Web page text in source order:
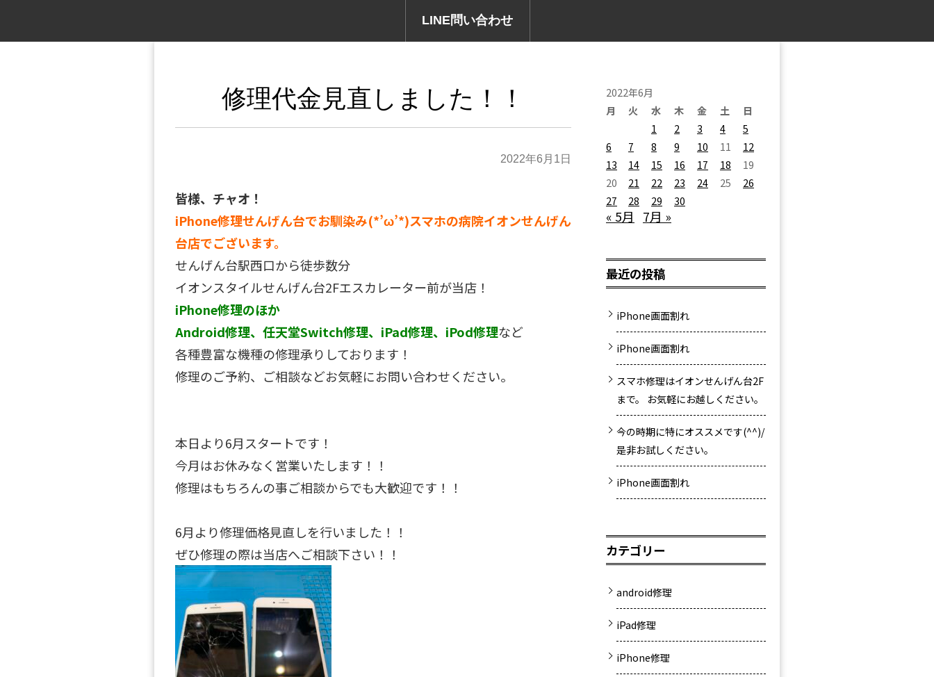
LINE問い合わせ
修理代金見直しました！！
2022年6月1日
皆様、チャオ！
iPhone修理せんげん台でお馴染み(*’ω’*)スマホの病院イオンせんげん
台店でございます。
せんげん台駅西口から徒歩数分
イオンスタイルせんげん台2Fエスカレーター前が当店！
iPhone修理のほか
Android修理、任天堂Switch修理、iPad修理、iPod修理など
各種豊富な機種の修理承りしております！
修理のご予約、ご相談などお気軽にお問い合わせください。
本日より6月スタートです！
今月はお休みなく営業いたします！！
修理はもちろんの事ご相談からでも大歓迎です！！
6月より修理価格見直しを行いました！！
ぜひ修理の際は当店へご相談下さい！！
2022年6月
月
火 水 木 金 土
日
1
2 3 4
5
6
7 8 9 10 11
12
13
14 15 16 17 18
19
20
21 22 23 24 25
26
27
28 29 30
« 5月 7月 »
最近の投稿
iPhone画面割れ
iPhone画面割れ
スマホ修理はイオンせんげん台2F
まで。 お気軽にお越しください。
今の時期に特にオススメです(^^)/
是非お試しください。
iPhone画面割れ
カテゴリー
android修理
iPad修理
iPhone修理